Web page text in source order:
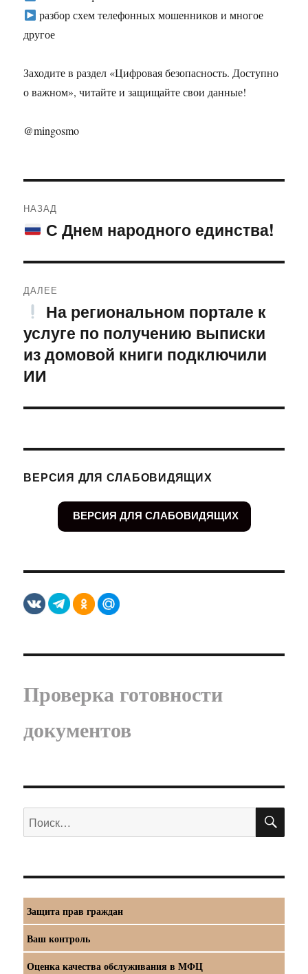
разбор схем телефонных мошенников и многое
другое
Заходите в раздел «Цифровая безопасность. Доступно
о важном», читайте и защищайте свои данные!
@mingosmo
по
НАЗАД
Предыдущая
С Днем народного единства!
ДАЛЕЕ
Следующая
запись:
На региональном портале к
услуге по получению выписки
из домовой книги подключили
ИИ
ВЕРСИЯ ДЛЯ СЛАБОВИДЯЩИХ
ВЕРСИЯ ДЛЯ СЛАБОВИДЯЩИХ
Проверка готовности
документов
Искать:
Защита прав граждан
Ваш контроль
Оценка качества обслуживания в МФЦ